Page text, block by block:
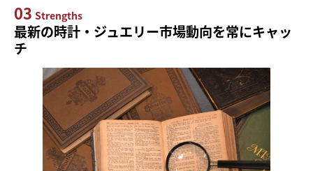
03 Strengths
最新の時計・ジュエリー市場動向を常にキャッ
チ